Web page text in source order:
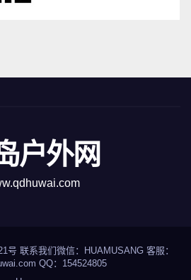
户外网
号 联系我们微信：HUAMUSANG 客服：
QQ： 154524805